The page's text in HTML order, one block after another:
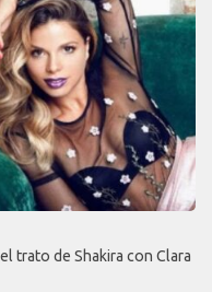
trato de Shakira con Clara